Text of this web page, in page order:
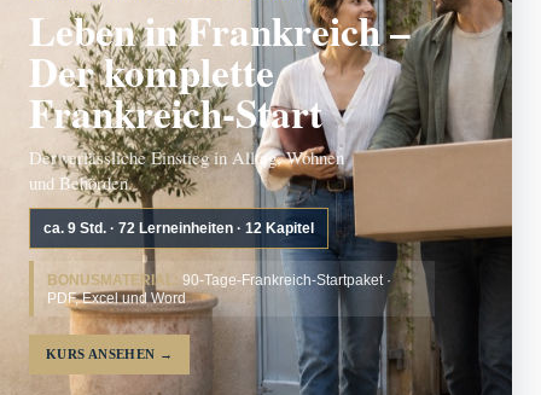
Leben in Frankreich –
Der komplette
Frankreich-Start
Der verlässliche Einstieg in Alltag, Wohnen
und Behörden.
ca. 9 Std. · 72 Lerneinheiten · 12 Kapitel
BONUSMATERIAL: 90-Tage-Frankreich-Startpaket ·
PDF, Excel und Word
KURS ANSEHEN →